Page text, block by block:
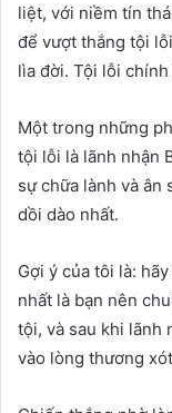
liệt, với niềm tín
để vượt thắng tội
lìa đời. Tội lỗi
Một trong những
tội lỗi là lãnh nhận
sự chữa lành và ân
dồi dào nhất.
Gợi ý của tôi là:
nhất là bạn nên
tội, và sau khi lãnh
vào lòng thương